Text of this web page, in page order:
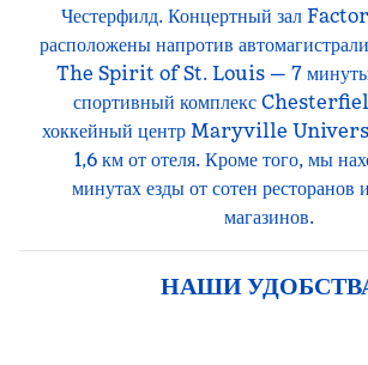
Честерфилд. Концертный зал
расположены напротив
The Spirit of St. Louis — 7
спортивный комплекс
хоккейный центр Maryville
1,6 км от отеля. Кроме того, мы
минутах езды от сотен ресторанов
магазинов.
НАШИ